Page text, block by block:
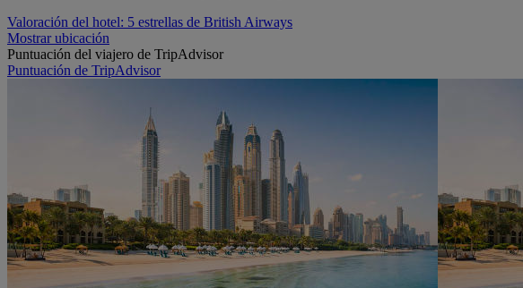
Valoración del hotel: 5 estrellas de British Airways
Mostrar ubicación
Puntuación del viajero de TripAdvisor
Puntuación de TripAdvisor